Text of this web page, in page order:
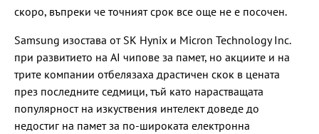
скоро, въпреки че точният срок все още не е посочен.
Samsung изостава от SK Hynix и Micron Technology Inc.
при развитието на AI чипове за памет, но акциите и на
трите компании отбелязаха драстичен скок в цената
през последните седмици, тъй като нарастващата
популярност на изкуствения интелект доведе до
недостиг на памет за по-широката електронна